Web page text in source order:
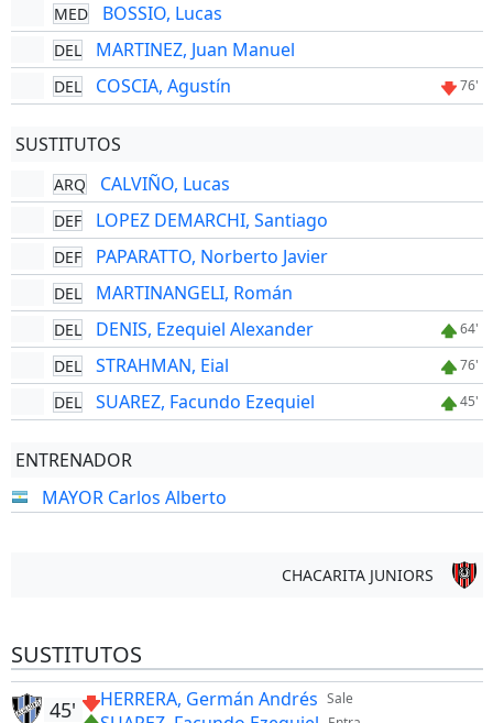
MED BOSSIO, Lucas
DEL MARTINEZ, Juan Manuel
DEL COSCIA, Agustín 76'
SUSTITUTOS
ARQ CALVIÑO, Lucas
DEF LOPEZ DEMARCHI, Santiago
DEF PAPARATTO, Norberto Javier
DEL MARTINANGELI, Román
DEL DENIS, Ezequiel Alexander 64'
DEL STRAHMAN, Eial 76'
DEL SUAREZ, Facundo Ezequiel 45'
ENTRENADOR
MAYOR Carlos Alberto
CHACARITA JUNIORS
SUSTITUTOS
Sale
HERRERA, Germán Andrés
45'